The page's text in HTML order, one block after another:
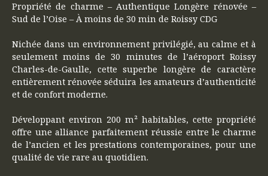
Propriété de charme – Authentique Longère rénovée –
Sud de l’Oise – À moins de 30 min de Roissy CDG
Nichée dans un environnement privilégié, au calme et à
seulement moins de 30 minutes de l’aéroport Roissy
Charles-de-Gaulle, cette superbe longère de caractère
entièrement rénovée séduira les amateurs d’authenticité
et de confort moderne.
Développant environ 200 m² habitables, cette propriété
offre une alliance parfaitement réussie entre le charme
de l’ancien et les prestations contemporaines, pour une
qualité de vie rare au quotidien.